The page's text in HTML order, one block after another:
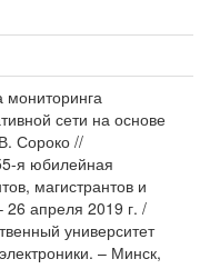
сети на основе
Сороко //
я юбилейная
магистрантов и
26 апреля 2019 г. /
университет
– Минск,